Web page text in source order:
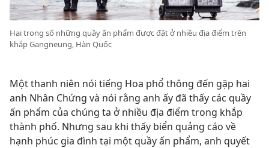
Hai trong số những quầy ấn phẩm được đặt ở nhiều địa điểm trên
khắp Gangneung, Hàn Quốc
Một thanh niên nói tiếng Hoa phổ thông đến gặp hai
anh Nhân Chứng và nói rằng anh ấy đã thấy các quầy
ấn phẩm của chúng ta ở nhiều địa điểm trong khắp
thành phố. Nhưng sau khi thấy biển quảng cáo về
hạnh phúc gia đình tại một quầy ấn phẩm, anh quyết